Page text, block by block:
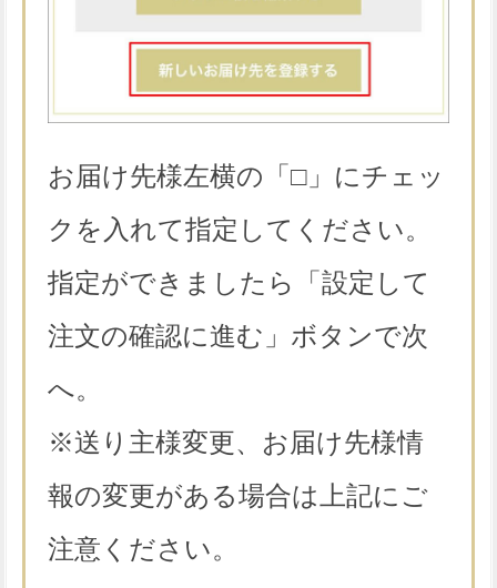
お届け先様左横の「□」にチェッ
クを入れて指定してください。
指定ができましたら「設定して
注文の確認に進む」ボタンで次
へ。
※送り主様変更、お届け先様情
報の変更がある場合は上記にご
注意ください。